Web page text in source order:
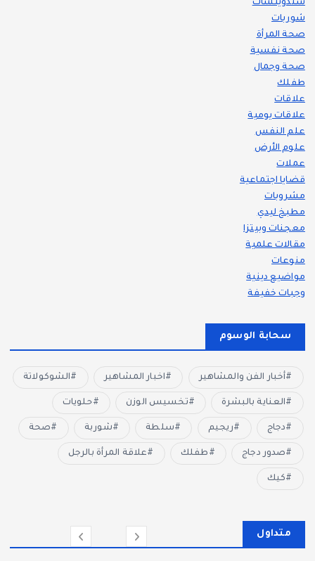
سندويتشات
شوربات
صحة المرأة
صحة نفسية
صحة وجمال
طفلك
علاقات
علاقات يومية
علم النفس
علوم الأرض
عملات
قضايا اجتماعية
مشروبات
مطبخ ليدي
معجنات وبيتزا
مقالات علمية
منوعات
مواضيع دينية
وجبات خفيفة
سحابة الوسوم
أخبار الفن والمشاهير اخبار المشاهير الشوكولاتة
العناية بالبشرة تخسيس الوزن حلويات
دجاج ريجيم سلطة شوربة صحة
صدور دجاج طفلك علاقة المرأة بالرجل
كيك
متداول